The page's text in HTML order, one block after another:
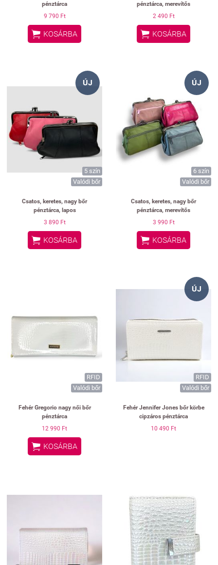
pénztárca
9 790 Ft
 KOSÁRBA
pénztárca, merevítős
2 490 Ft
 KOSÁRBA
ÚJ
5 szín
Valódi bőr
Csatos, keretes, nagy bőr
pénztárca, lapos
3 890 Ft
 KOSÁRBA
ÚJ
6 szín
Valódi bőr
Csatos, keretes, nagy bőr
pénztárca, merevítős
3 990 Ft
 KOSÁRBA
RFID
Valódi bőr
Fehér Gregorio nagy női bőr
pénztárca
12 990 Ft
 KOSÁRBA
ÚJ
RFID
Valódi bőr
Fehér Jennifer Jones bőr körbe
cipzáros pénztárca
10 490 Ft